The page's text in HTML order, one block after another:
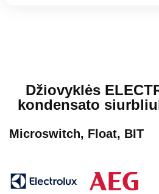
Džiovyklės
kondensato
Microswitch, Float, BIT